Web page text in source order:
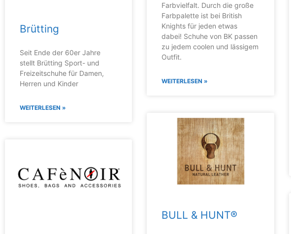
Farbvielfalt. Durch die große
Farbpalette ist bei British
Knights für jeden etwas
dabei! Schuhe von BK passen
zu jedem coolen und lässigem
Outfit.
WEITERLESEN »
Brütting
Seit Ende der 60er Jahre
stellt Brütting Sport- und
Freizeitschuhe für Damen,
Herren und Kinder
WEITERLESEN »
BULL & HUNT®